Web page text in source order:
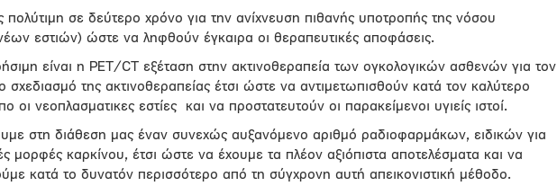
πολύτιμη σε δεύτερο χρόνο για την ανίχνευση πιθανής υποτροπής της νόσου
εστιών) ώστε να ληφθούν έγκαιρα οι θεραπευτικές αποφάσεις.
είναι η PET/CT εξέταση στην ακτινοθεραπεία των ογκολογικών ασθενών για τον
σχεδιασμό της ακτινοθεραπείας έτσι ώστε να αντιμετωπισθούν κατά τον καλύτερο
οι νεοπλασματικες εστίες
και να προστατευτούν οι παρακείμενοι υγιείς ιστοί.
στη διάθεση μας έναν συνεχώς αυξανόμενο αριθμό ραδιοφαρμάκων, ειδικών για
μορφές καρκίνου, έτσι ώστε να έχουμε τα πλέον αξιόπιστα αποτελέσματα και να
κατά το δυνατόν περισσότερο από τη σύγχρονη αυτή απεικονιστική μέθοδο.